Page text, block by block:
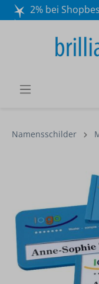
2% bei
Wir beraten
Namensschilder